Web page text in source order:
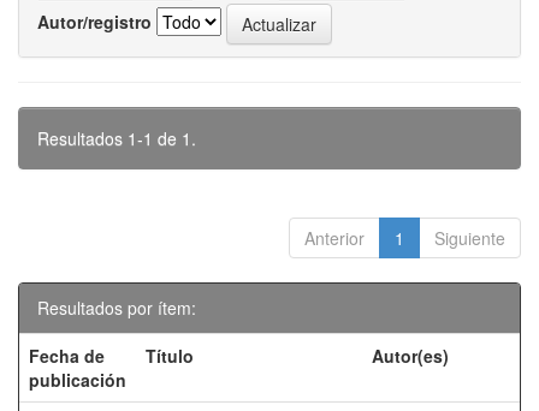
Autor/registro
Resultados 1-1 de 1.
Anterior 1 Siguiente
Resultados por ítem:
Fecha de
publicación
Título Autor(es)